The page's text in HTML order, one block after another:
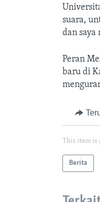
suara,
dan
Peran
baru di
This item is
Berita